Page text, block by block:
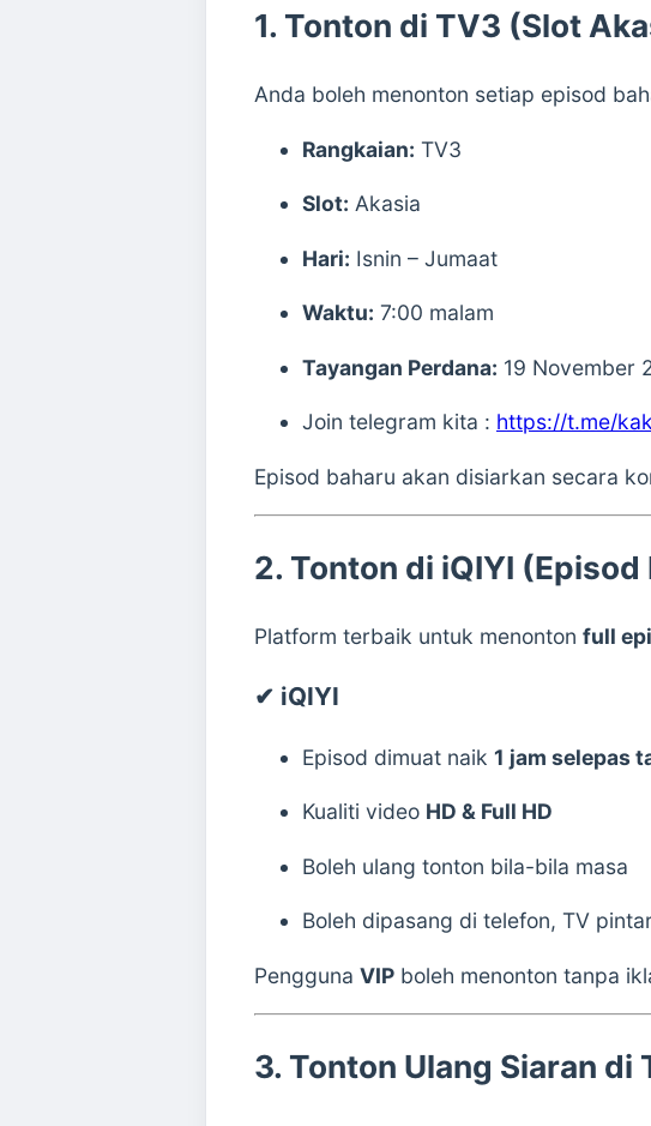
1. Tonton di TV3 (Slot
Anda boleh menonton setiap episod
Rangkaian: TV3
Slot: Akasia
Hari: Isnin – Jumaat
Waktu: 7:00 malam
Tayangan Perdana: 19 November
Join telegram kita : https://t.me/
Episod baharu akan disiarkan secara
2. Tonton di iQIYI
Platform terbaik untuk menonton full
✔ iQIYI
Episod dimuat naik 1 jam selepas
Kualiti video HD & Full HD
Boleh ulang tonton bila-bila masa
Boleh dipasang di telefon, TV
Pengguna VIP boleh menonton tanpa
3. Tonton Ulang Siaran di